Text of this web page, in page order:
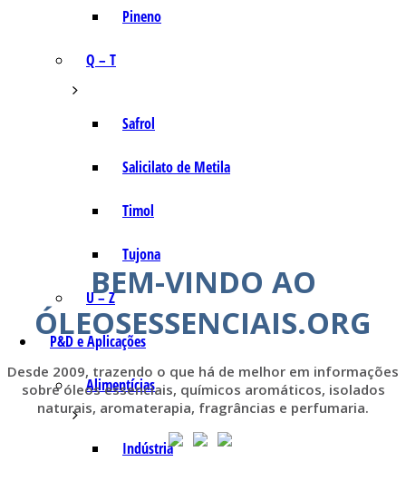
Pineno
Q – T
Safrol
Salicilato de Metila
Timol
Tujona
U – Z
P&D e Aplicações
Alimentícias
Indústria
BEM-VINDO AO
ÓLEOSESSENCIAIS.ORG
Desde 2009, trazendo o que há de melhor em informações
sobre óleos essenciais, químicos aromáticos, isolados
naturais, aromaterapia, fragrâncias e perfumaria.